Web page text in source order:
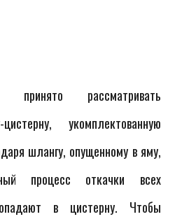
принято рассматривать
укомплектованную
шлангу, опущенному в яму,
процесс откачки всех
в цистерну. Чтобы